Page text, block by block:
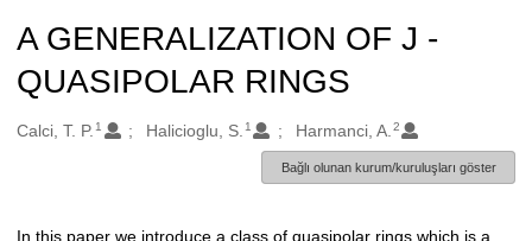
A GENERALIZATION OF J -
QUASIPOLAR RINGS
Oluşturanlar
Calci, T. P. 1 Halicioglu, S. 1 Harmanci, A. 2
Bağlı olunan kurum/kuruluşları göster
In this paper we introduce a class of quasipolar rings which is a